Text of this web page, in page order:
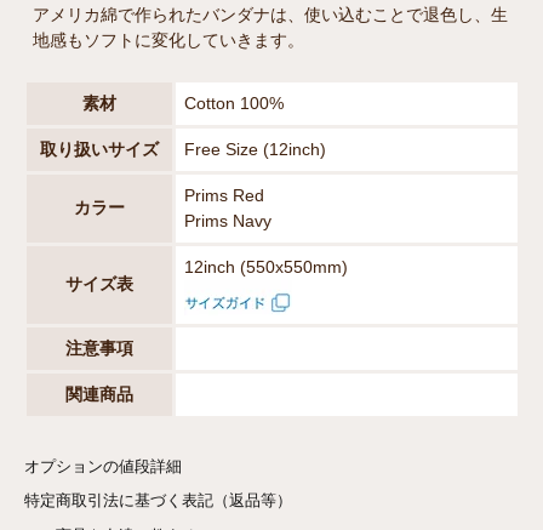
アメリカ綿で作られたバンダナは、使い込むことで退色し、生
地感もソフトに変化していきます。
素材 Cotton 100%
取り扱いサイズ Free Size (12inch)
カラー
Prims Red
Prims Navy
サイズ表
12inch (550x550mm)
注意事項
関連商品
オプションの値段詳細
特定商取引法に基づく表記（返品等）